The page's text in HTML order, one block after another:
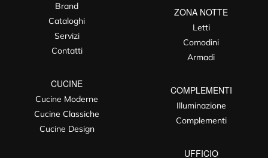
Brand
Cataloghi
Servizi
Contatti
CUCINE
Cucine Moderne
Cucine Classiche
Cucine Design
ZONA NOTTE
Letti
Comodini
Armadi
COMPLEMENTI
Illuminazione
Complementi
UFFICIO